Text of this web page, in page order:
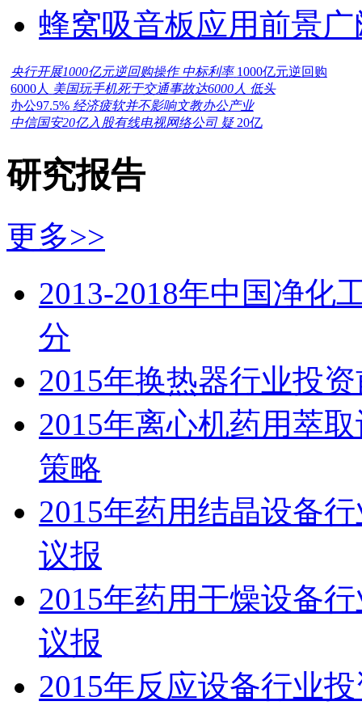
蜂窝吸音板应用前景
央行开展1000亿元逆回购操作 中标利率 1000亿元逆回购
6000人 美国玩手机死于交通事故达6000人 低头
办公97.5% 经济疲软并不影响文教办公产业
中信国安20亿入股有线电视网络公司 疑 20亿
研究报告
更多>>
2013-2018年中国净化
分
2015年换热器行业投
2015年离心机药用萃
策略
2015年药用结晶设备
议报
2015年药用干燥设备
议报
2015年反应设备行业